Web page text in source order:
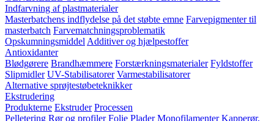
Indfarvning af plastmaterialer
Masterbatchens indflydelse på det støbte emne Farvepigmenter til
masterbatch Farvematchningsproblematik
Opskumningsmiddel Additiver og hjælpestoffer
Antioxidanter
Blødgørere Brandhæmmere Forstærkningsmaterialer Fyldstoffer
Slipmidler UV-Stabilisatorer Varmestabilisatorer
Alternative sprøjtestøbeteknikker
Ekstrudering
Produkterne Ekstruder Processen
Pelletering Rør og profiler Folie Plader Monofilamenter Kapperør,